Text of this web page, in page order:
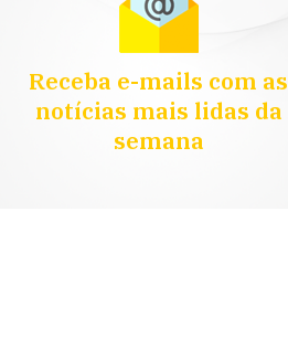
Receba e-mails com as
notícias mais lidas da
semana